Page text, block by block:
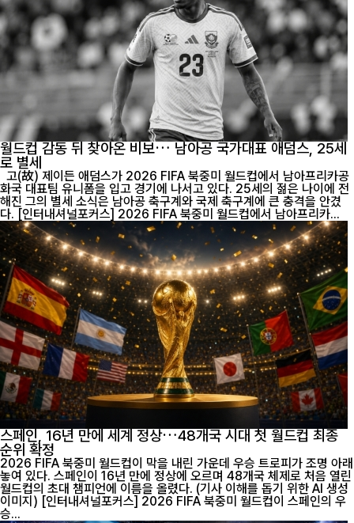
월드컵 감동 뒤 찾아온 비보… 남아공 국가대표 애덤스, 25세
로 별세
화국 대표팀 유니폼을 입고 경기에 나서고 있다. 25세의 젊은 나이에 전
해진 그의 별세 소식은 남아공 축구계와 국제 축구계에 큰 충격을 안겼
다. [인터내셔널포커스] 2026 FIFA 북중미 월드컵에서 남아프리카...
스페인, 16년 만에 세계 정상…48개국 시대 첫 월드컵 최종
순위 확정
2026 FIFA 북중미 월드컵이 막을 내린 가운데 우승 트로피가 조명 아래
놓여 있다. 스페인이 16년 만에 정상에 오르며 48개국 체제로 처음 열린
월드컵의 초대 챔피언에 이름을 올렸다. (기사 이해를 돕기 위한 AI 생성
이미지) [인터내셔널포커스] 2026 FIFA 북중미 월드컵이 스페인의 우
승...